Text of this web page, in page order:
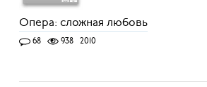
Опера: сложная любовь
68 938 2010